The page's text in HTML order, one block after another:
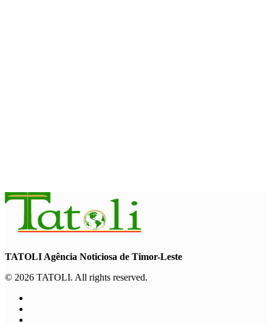
TATOLI Agência Noticiosa de Timor-Leste
© 2026 TATOLI. All rights reserved.